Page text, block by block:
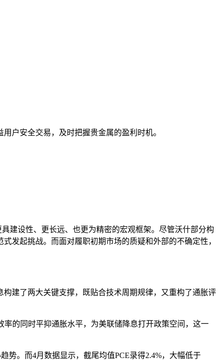
户安全交易，及时把握贵金属的盈利时机。
建设性、更长远、也更为精密的宏观框架。 尽管沃什部分构
发起挑战。而面对履职初期市场的质疑和外部的不确定性，
构建了两大关键支撑，既贴合技术周期规律，又重构了通胀评
的同时平抑通胀水平，为美联储降息打开政策空间，这一
势。而4月数据显示，截尾均值PCE录得2.4%，大幅低于